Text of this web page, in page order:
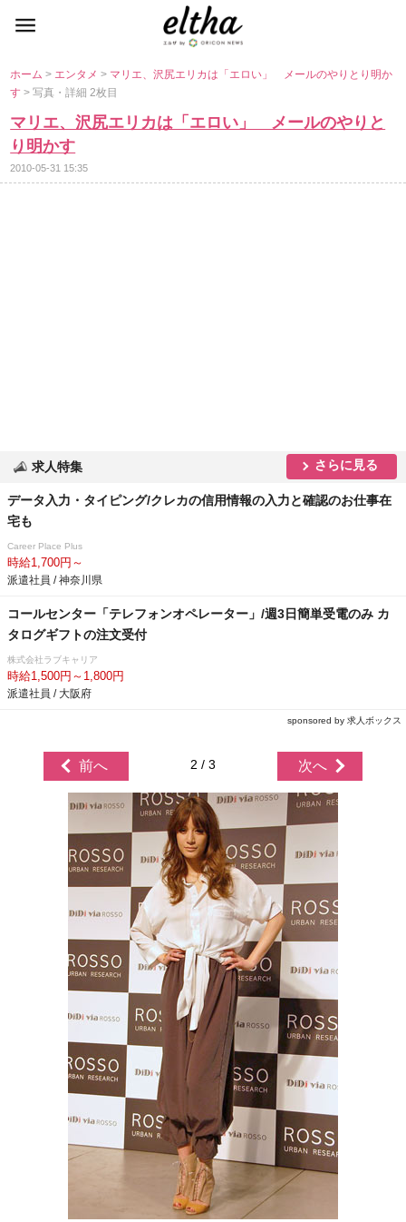
ホーム> エンタメ> マリエ、沢尻エリカは「エロい」 メールのやりとり明か
す> 写真・詳細 2枚目
マリエ、沢尻エリカは「エロい」 メールのやりと
り明かす
2010-05-31 15:35
求人特集 さらに見る
データ入力・タイピング/クレカの信用情報の入力と確認のお仕事在
宅も
Career Place Plus
時給1,700円～
派遣社員 / 神奈川県
コールセンター「テレフォンオペレーター」/週3日簡単受電のみ カ
タログギフトの注文受付
株式会社ラブキャリア
時給1,500円～1,800円
派遣社員 / 大阪府
sponsored by 求人ボックス
前へ 2 / 3 次へ